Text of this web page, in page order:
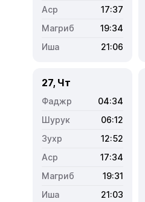
17:37
19:34
21:06
27, Чт
04:34
06:12
12:52
17:34
19:31
21:03